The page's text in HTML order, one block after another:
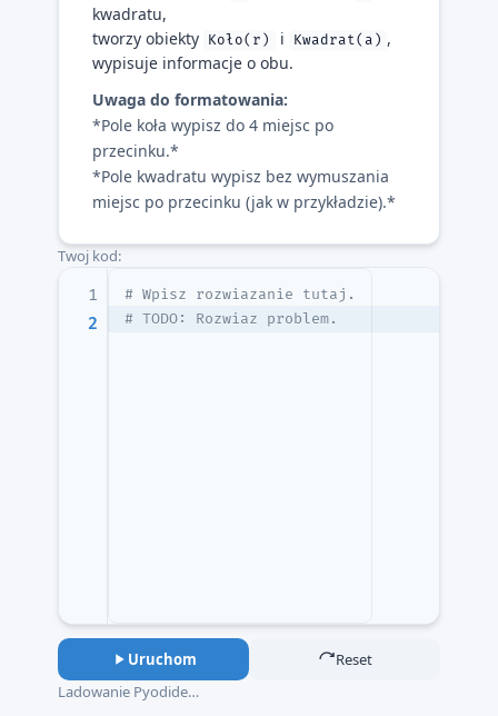
kwadratu,
tworzy obiekty Koło(r) i Kwadrat(a) ,
wypisuje informacje o obu.
Uwaga do formatowania:
*Pole koła wypisz do 4 miejsc po
przecinku.*
*Pole kwadratu wypisz bez wymuszania
miejsc po przecinku (jak w przykładzie).*
Twoj kod:
1
2
# Wpisz rozwiazanie tutaj.
# TODO: Rozwiaz problem.
Uruchom
Reset
Ladowanie Pyodide…